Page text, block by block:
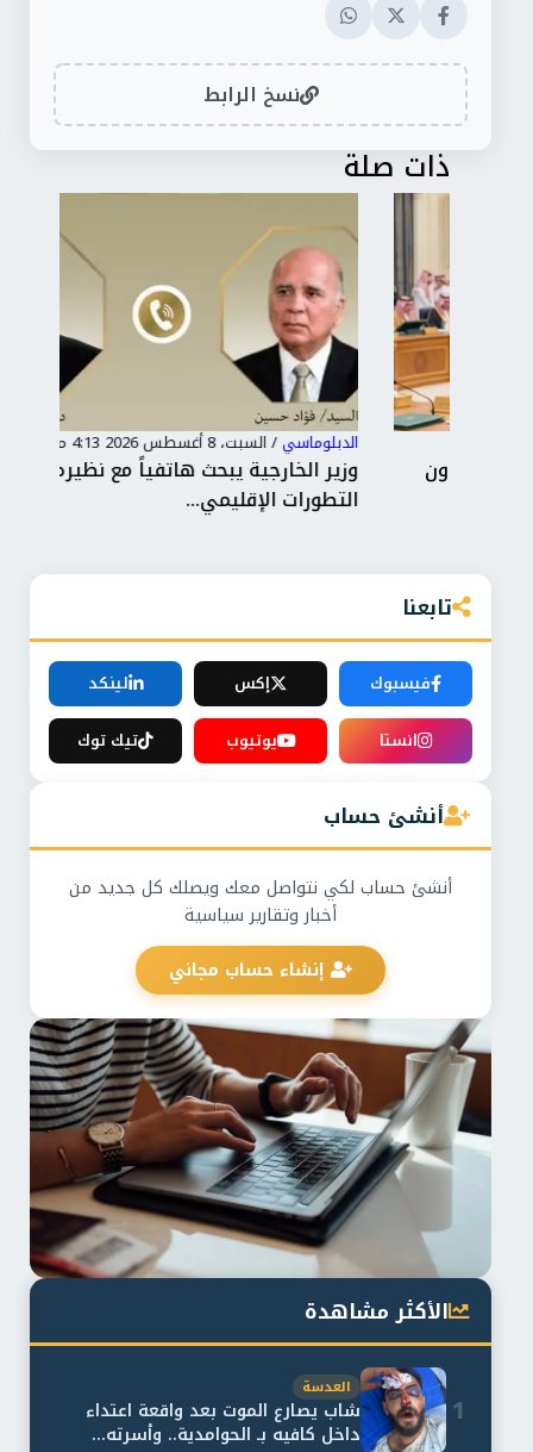
نسخ الرابط
ذات صلة
السبت، 8 أغسطس 2026 4:13 م
وزير الخارجية يبحث هاتفياً مع نظيره العراقي
التطورات الإقليمي...
تابعنا
فيسبوك إكس
لينكد
انستا
يوتيوب تيك توك
أنشئ حساب
أنشئ حساب لكي نتواصل معك ويصلك كل جديد من
أخبار وتقارير سياسية
إنشاء حساب مجاني
الأكثر مشاهدة
1
العدسة
شاب يصارع الموت بعد واقعة اعتداء
داخل كافيه بـ الحوامدية.. وأسرته...